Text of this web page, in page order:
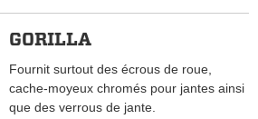
GORILLA
Fournit surtout des écrous de roue,
cache-moyeux chromés pour jantes ainsi
que des verrous de jante.